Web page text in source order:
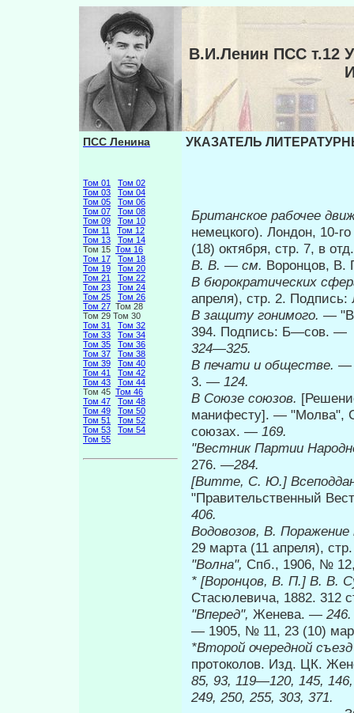
В.И.Ленин ПСС т.12
ПСС Ленина
Том 01
Том 02
Том 03
Том 04
Том 05
Том 06
Том 07
Том 08
Том 09
Том 10
Том 11
Том 12
Том 13
Том 14
Том 15 Том 16
Том 17
Том 18
Том 19
Том 20
Том 21
Том 22
Том 23
Том 24
Том 25
Том 26
Том 27 Том 28
Том 29 Том 30
Том 31
Том 32
Том 33
Том 34
Том 35
Том 36
Том 37
Том 38
Том 39
Том 40
Том 41
Том 42
Том 43
Том 44
Том 45 Том 46
Том 47
Том 48
Том 49
Том 50
Том 51
Том 52
Том 53
Том 54
Том 55
УКАЗАТЕЛЬ
Британское рабочее
немецкого). Лондон, 10-
(18) октября, стр. 7, в
В. В. — см. Воронцов, В.
В бюрократических
апреля), стр. 2.
В защиту гонимого. —
394. Подпись: Б—сов. —
324—325.
В печати и обществе. —
3. — 124.
В Союзе союзов.
манифесту]. — "Молва",
союзах. — 169.
"Вестник Партии
276. —284.
[Витте, С. Ю.]
"Правительственный
406.
Водовозов, В.
29 марта (11 апреля),
"Волна", Спб., 1906, №
* [Воронцов, В. П.] В. В.
Стасюлевича, 1882. 312
"Вперед", Женева. — 246.
— 1905, № 11, 23 (10)
*Второй очередной
протоколов. Изд. ЦК.
85, 93, 119—120, 145,
249, 250, 255, 303, 371.